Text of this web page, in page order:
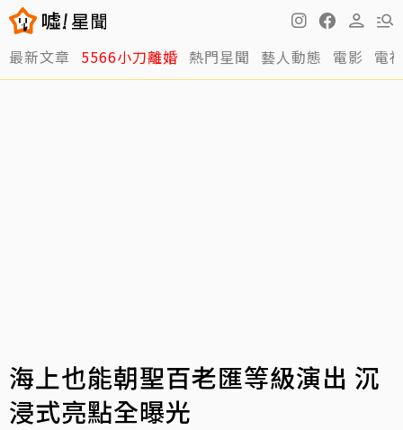
最新文章 5566小刀離婚 熱門星聞 藝人動態 電影 電
海上也能朝聖百老匯等級演出 沉
浸式亮點全曝光